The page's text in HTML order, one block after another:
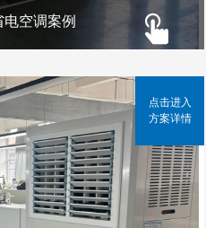
空调案例
点击进入
方案详情